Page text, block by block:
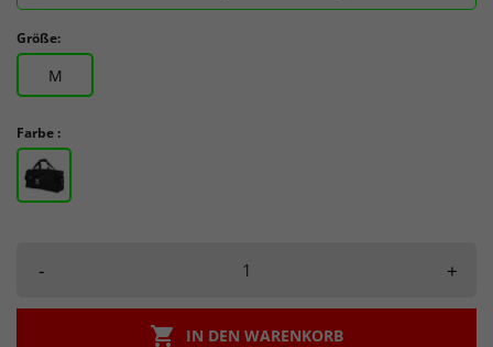
Größe:
M
Farbe :
- +
 IN DEN WARENKORB